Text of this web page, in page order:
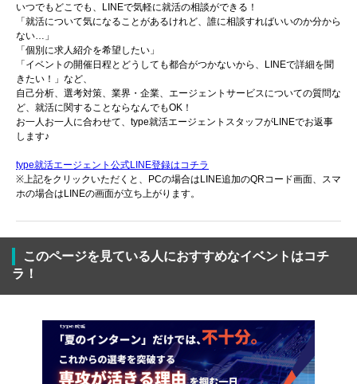
いつでもどこでも、LINEで気軽に就活の相談ができる！
「就活について気になることがあるけれど、誰に相談すればいいのか分から
ない…」
「個別に求人紹介を希望したい」
「イベントの開催日程とどうしても都合がつかないから、LINEで詳細を聞
きたい！」など、
自己分析、選考対策、業界・企業、エージェントサービスについての質問な
ど、就活に関することならなんでもOK！
お一人お一人に合わせて、type就活エージェントスタッフがLINEでお返事
します♪
type就活エージェント公式LINE登録はコチラ
※上記をクリックいただくと、PCの場合はLINE追加のQRコード画面、スマ
ホの場合はLINEの画面が立ち上がります。
このページを見ている人におすすめなイベントはコチ
ラ！